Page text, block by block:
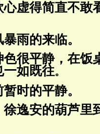
心虚得简直不敢
雨的来临。
很平静，在饭
一如既往。
暂时的平静。
逸安的葫芦里